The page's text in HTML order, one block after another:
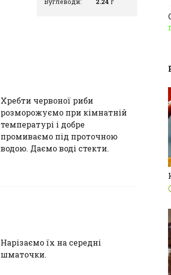
Хребти червоної риби
розморожуємо при кімнатній
температурі і добре
промиваємо під проточною
водою. Даємо воді стекти.
Нарізаємо їх на середні
шматочки.